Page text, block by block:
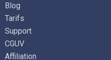
Blog
Tarifs
Support
CGUV
Affiliation